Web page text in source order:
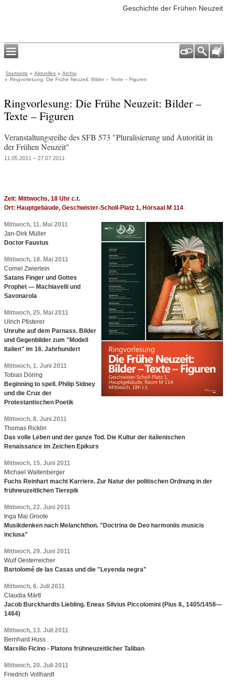
Geschichte der Frühen Neuzeit
Startseite Aktuelles
Archiv
Ringvorlesung: Die Frühe Neuzeit: Bilder – Texte – Figuren
Ringvorlesung: Die Frühe Neuzeit: Bilder –
Texte – Figuren
Veranstaltungsreihe des SFB 573 "Pluralisierung und Autorität in
der Frühen Neuzeit"
11.05.2011 – 27.07.2011
Zeit: Mittwochs, 18 Uhr c.t.
Ort: Hauptgebäude, Geschwister-Scholl-Platz 1, Hörsaal M 114
Mittwoch, 11. Mai 2011
Jan-Dirk Müller
Doctor Faustus
Mittwoch, 18. Mai 2011
Cornel Zwierlein
Satans Finger und Gottes
Prophet — Machiavelli und
Savonarola
Mittwoch, 25. Mai 2011
Ulrich Pfisterer
Unruhe auf dem Parnass. Bilder
und Gegenbilder zum "Modell
Italien" im 16. Jahrhundert
Mittwoch, 1. Juni 2011
Tobias Döring
Beginning to spell. Philip Sidney
und die Crux der
Protestantischen Poetik
Mittwoch, 8. Juni 2011
Thomas Ricklin
Das volle Leben und der ganze Tod. Die Kultur der italienischen
Renaissance im Zeichen Epikurs
Mittwoch, 15. Juni 2011
Michael Waltenberger
Fuchs Reinhart macht Karriere. Zur Natur der politischen Ordnung in der
frühneuzeitlichen Tierepik
Mittwoch, 22. Juni 2011
Inga Mai Groote
Musikdenken nach Melanchthon. "Doctrina de Deo harmoniis musicis
inclusa"
Mittwoch, 29. Juni 2011
Wulf Oesterreicher
Bartolomé de las Casas und die "Leyenda negra"
Mittwoch, 6. Juli 2011
Claudia Märtl
Jacob Burckhardts Liebling. Eneas Silvius Piccolomini (Pius II., 1405/1458—
1464)
Mittwoch, 13. Juli 2011
Bernhard Huss
Marsilio Ficino - Platons frühneuzeitlicher Taliban
Mittwoch, 20. Juli 2011
Friedrich Vollhardt